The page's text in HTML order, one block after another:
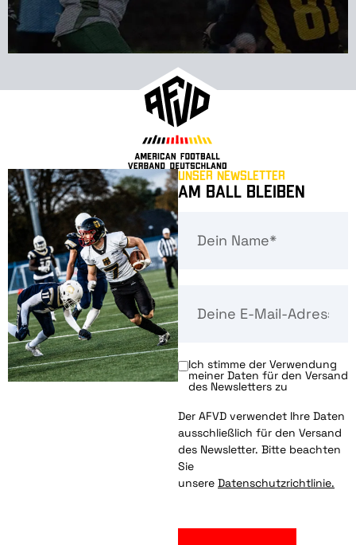
Unser Newsletter
Am Ball bleiben
Ich stimme der Verwendung
meiner Daten für den Versand
des Newsletters zu
Der AFVD verwendet Ihre Daten
ausschließlich für den Versand
des Newsletter. Bitte beachten
Sie
unsere Datenschutzrichtlinie.